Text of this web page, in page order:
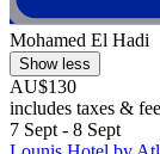
Mohamed El Hadi
Show less
AU$130
includes taxes &
7 Sept - 8 Sept